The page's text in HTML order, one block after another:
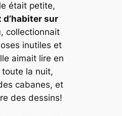
était petite,
d’habiter sur
, collectionnait
inutiles et
aimait lire en
la nuit,
cabanes, et
des dessins!